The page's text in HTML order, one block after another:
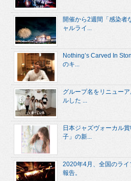
開催から2週間「感染者
ャルライ...
Nothing’s Carved In
のキ...
グループ名をリニュー
ルした ...
日本ジャズヴォーカル
子」の新...
2020年4月、全国のラ
報告。